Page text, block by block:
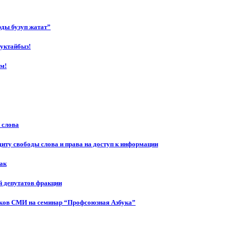
бузуп жатат”
свободы слова и права на доступ к информации
депутатов фракции
СМИ на семинар “Профсоюзная Азбука”